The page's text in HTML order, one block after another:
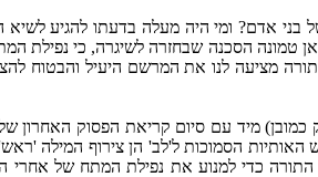
אדם? ומי היה מעלה בדעתו להגיע
טמונה הסכנה שבחזרה לשיגרה, כי
מציעה לנו את המרשם היעיל והבטוח
מיד עם סיום קריאת הפסוק האחרון
הסמוכות ל'לב' הן צירוף המילה
כדי למנוע את נפילת המתח של אחרי